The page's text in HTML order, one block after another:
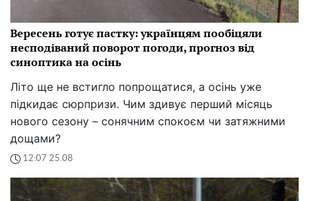
Вересень готує пастку: українцям пообіцяли
несподіваний поворот погоди, прогноз від
синоптика на осінь
Літо ще не встигло попрощатися, а осінь уже
підкидає сюрпризи. Чим здивує перший місяць
нового сезону – сонячним спокоєм чи затяжними
дощами?
12:07 25.08